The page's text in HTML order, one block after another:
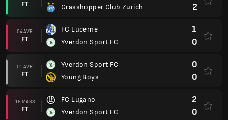
FT
Grasshopper Club Zurich
2
04 AVR.
FT
FC Lucerne
Yverdon Sport FC
1
0
01 AVR.
FT
Yverdon Sport FC
Young Boys
0
0
16 MARS
FT
FC Lugano
Yverdon Sport FC
2
0